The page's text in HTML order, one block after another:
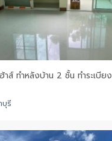
าส์ ทำหลังบ้าน 2 ชั้น ทำระเบียง
รี